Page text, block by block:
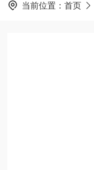
当前位置： 首页